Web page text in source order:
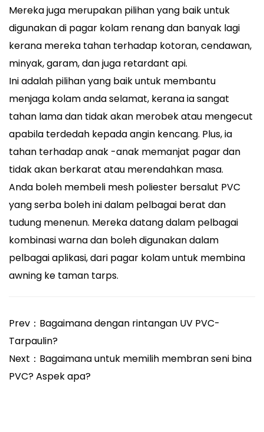
Mereka juga merupakan pilihan yang baik untuk
digunakan di pagar kolam renang dan banyak lagi
kerana mereka tahan terhadap kotoran, cendawan,
minyak, garam, dan juga retardant api.
Ini adalah pilihan yang baik untuk membantu
menjaga kolam anda selamat, kerana ia sangat
tahan lama dan tidak akan merobek atau mengecut
apabila terdedah kepada angin kencang. Plus, ia
tahan terhadap anak -anak memanjat pagar dan
tidak akan berkarat atau merendahkan masa.
Anda boleh membeli mesh poliester bersalut PVC
yang serba boleh ini dalam pelbagai berat dan
tudung menenun. Mereka datang dalam pelbagai
kombinasi warna dan boleh digunakan dalam
pelbagai aplikasi, dari pagar kolam untuk membina
awning ke taman tarps.
Prev：Bagaimana dengan rintangan UV PVC-
Tarpaulin?
Next：Bagaimana untuk memilih membran seni bina
PVC? Aspek apa?